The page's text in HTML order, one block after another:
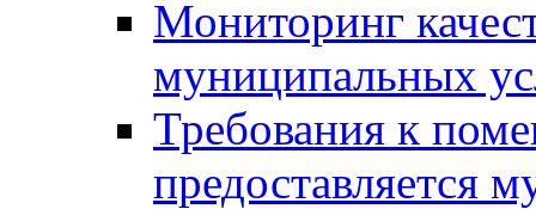
Мониторинг
муниципальных
Требования к
предоставляется